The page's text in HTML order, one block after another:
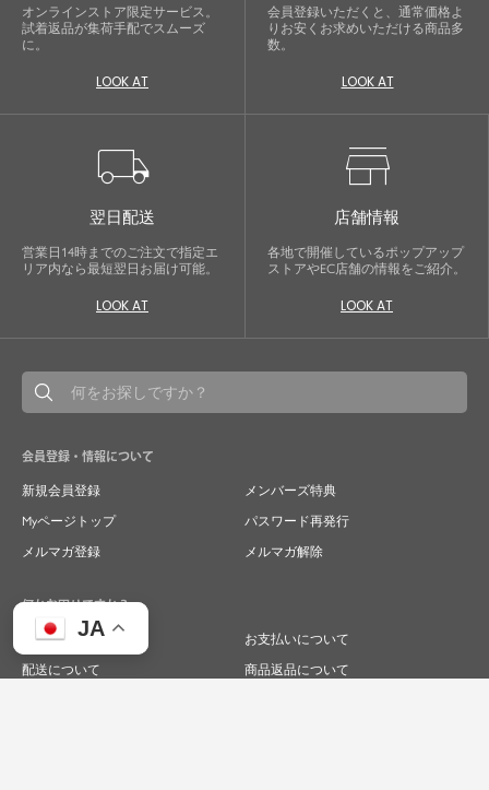
JA
オンラインストア限定サービス。
試着返品が集荷手配でスムーズ
に。
LOOK AT
会員登録いただくと、通常価格よ
りお安くお求めいただける商品多
数。
LOOK AT
local_shipping
翌日配送
営業日14時までのご注文で指定エ
リア内なら最短翌日お届け可能。
LOOK AT
store
店舗情報
各地で開催しているポップアップ
ストアやEC店舗の情報をご紹介。
LOOK AT
会員登録・情報について
新規会員登録
メンバーズ特典
Myページトップ
パスワード再発行
メルマガ登録
メルマガ解除
何かお困りですか？
ご注文について
お支払いについて
配送について
商品返品について